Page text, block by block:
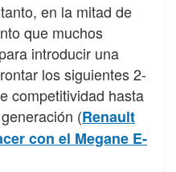
en la mitad de
que muchos
introducir una
los siguientes 2-
competitividad hasta
(Renault
con el Megane E-